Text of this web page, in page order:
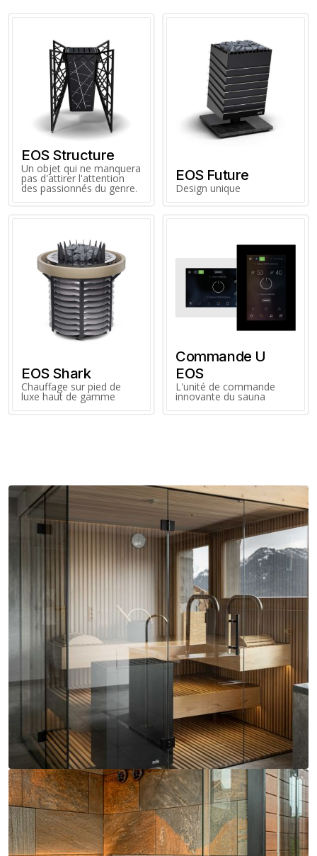
EOS Structure
Un objet qui ne manquera
pas d'attirer l'attention
des passionnés du genre.
EOS Future
Design unique
EOS Shark
Chauffage sur pied de
luxe haut de gamme
Commande U
EOS
L'unité de commande
innovante du sauna
Idéal pour les particuliers :
EOS Mythos S45